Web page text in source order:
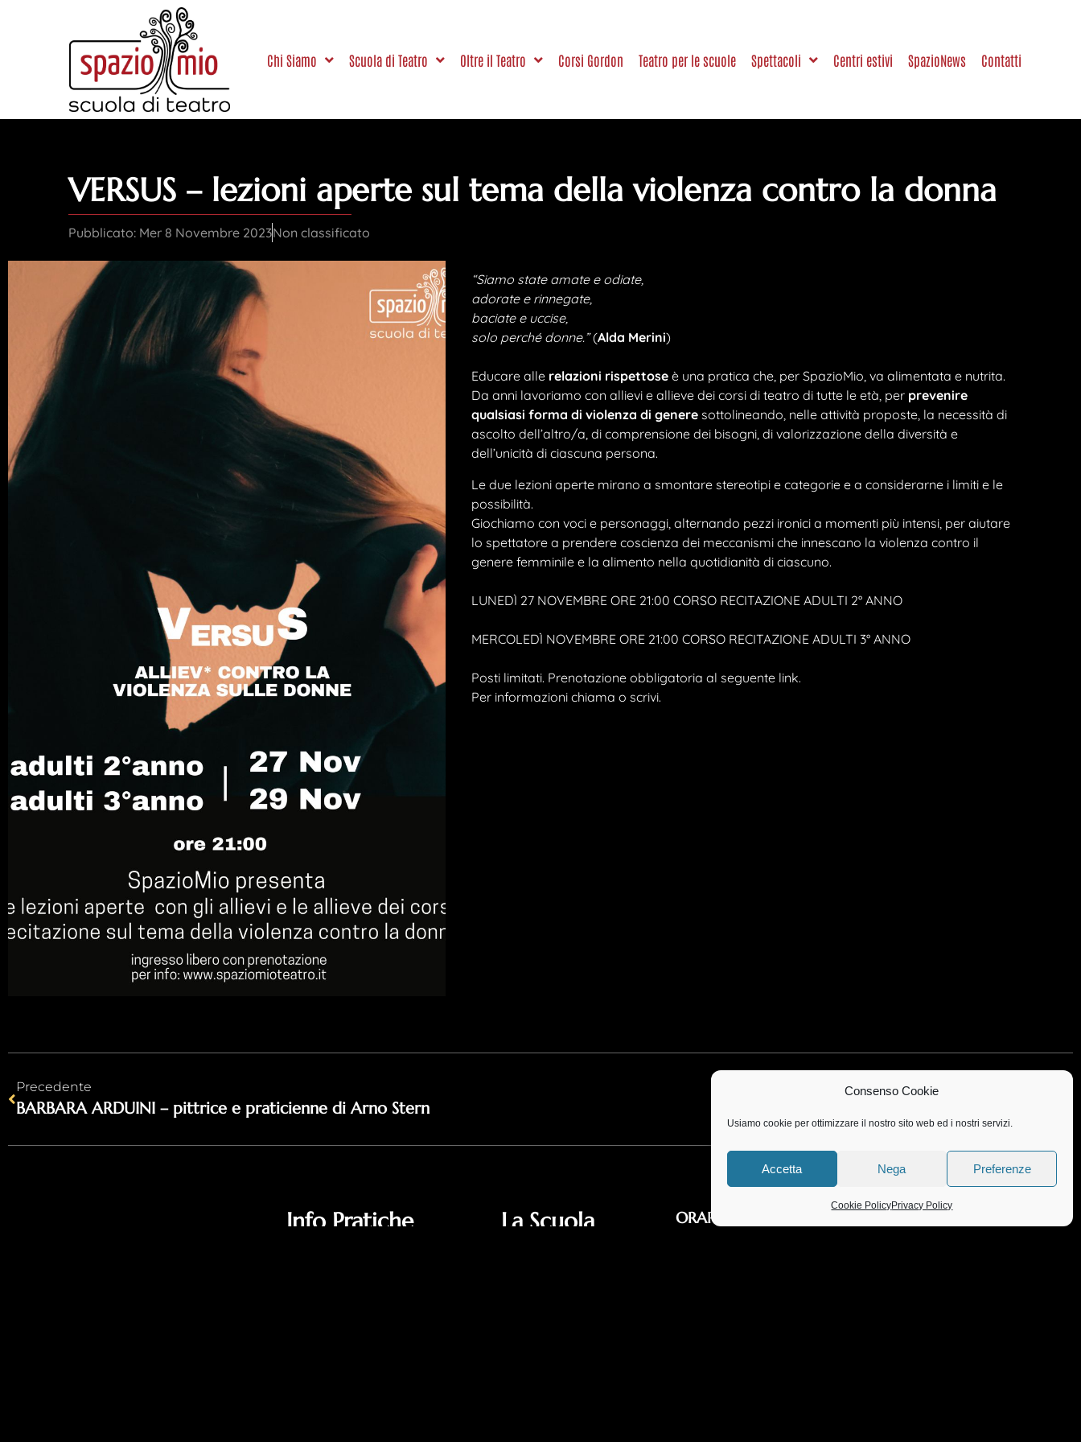
Consenso Cookie
Usiamo cookie per ottimizzare il nostro sito web ed i nostri servizi.
Accetta Nega Preferenze
Cookie PolicyPrivacy Policy
Chi Siamo Scuola di Teatro Oltre il Teatro Corsi Gordon Teatro per le scuole Spettacoli Centri estivi SpazioNews Contatti
VERSUS – lezioni aperte sul tema della violenza contro la donna
Pubblicato: Mer 8 Novembre 2023Non classificato
“Siamo state amate e odiate,
adorate e rinnegate,
baciate e uccise,
solo perché donne.”(Alda Merini)
Educare alle relazioni rispettoseè una pratica che, per SpazioMio, va alimentata e nutrita.
Da anni lavoriamo con allievi e allieve dei corsi di teatro di tutte le età, per prevenire
qualsiasi forma di violenza di generesottolineando, nelle attività proposte, la necessità di
ascolto dell’altro/a, di comprensione dei bisogni, di valorizzazione della diversità e
dell’unicità di ciascuna persona.
Le due lezioni aperte mirano a smontare stereotipi e categorie e a considerarne i limiti e le
possibilità.
Giochiamo con voci e personaggi, alternando pezzi ironici a momenti più intensi, per aiutare
lo spettatore a prendere coscienza dei meccanismi che innescano la violenza contro il
genere femminile e la alimento nella quotidianità di ciascuno.
LUNEDÌ 27 NOVEMBRE ORE 21:00 CORSO RECITAZIONE ADULTI 2° ANNO
MERCOLEDÌ NOVEMBRE ORE 21:00 CORSO RECITAZIONE ADULTI 3° ANNO
Posti limitati. Prenotazione obbligatoria al seguente link.
Per informazioni chiama o scrivi.
Precedente
BARBARA ARDUINI – pittrice e praticienne di Arno Stern
Info Pratiche La Scuola ORARI DI APERTURA AL PUBBLICO